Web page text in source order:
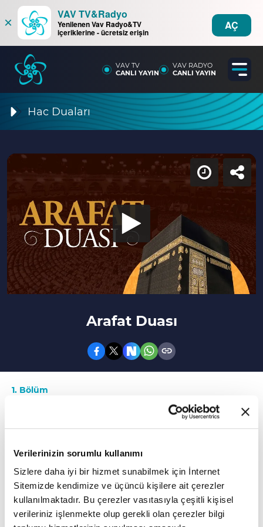
Verilerinizin sorumlu kullanımı
Sizlere daha iyi bir hizmet sunabilmek için İnternet
Sitemizde kendimize ve üçüncü kişilere ait çerezler
kullanılmaktadır. Bu çerezler vasıtasıyla çeşitli kişisel
verileriniz işlenmekte olup gerekli olan çerezler bilgi
×
VAV TV&Radyo
Yenilenen Vav Radyo&TV
içeriklerine - ücretsiz erişin
AÇ
VAV TV
CANLI YAYIN
VAV RADYO
CANLI YAYIN
Hac Duaları
Arafat Duası
1. Bölüm
Allah büyüktür. Allah büyüktür. Allah'tan başka
hiçbir ilah yoktur. Allah büyüktür. Allah
büyüktür. Hamd Allah'a mahsustur.